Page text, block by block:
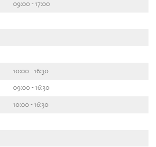
09:00 - 17:00
10:00 - 16:30
09:00 - 16:30
10:00 - 16:30